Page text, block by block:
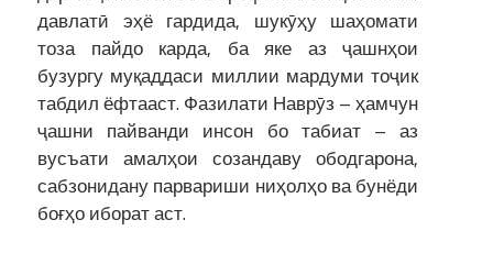
давлатӣ эҳё гардида, шукӯҳу шаҳомати
тоза пайдо карда, ба яке аз ҷашнҳои
бузургу муқаддаси миллии мардуми тоҷик
табдил ёфтааст. Фазилати Наврӯз – ҳамчун
ҷашни пайванди инсон бо табиат – аз
вусъати амалҳои созандаву ободгарона,
сабзонидану парвариши ниҳолҳо ва бунёди
боғҳо иборат аст.